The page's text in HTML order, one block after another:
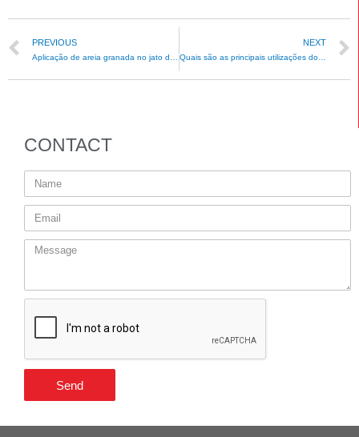
PREVIOUS
Aplicação de areia granada no jato de areia de aço inoxidável
NEXT
Quais são as principais utilizações do pó de granada?
CONTACT
Send